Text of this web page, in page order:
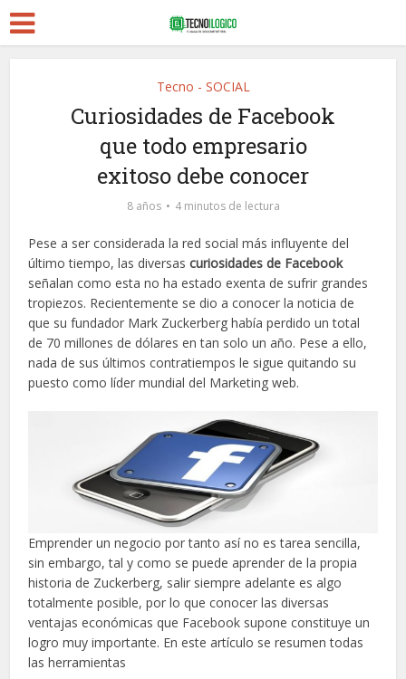
Tecno - SOCIAL
Curiosidades de Facebook
que todo empresario
exitoso debe conocer
8 años 4 minutos de lectura
Pese a ser considerada la red social más influyente del
último tiempo, las diversascuriosidades de Facebook
señalan como esta no ha estado exenta de sufrir grandes
tropiezos. Recientemente se dio a conocer la noticia de
que su fundador Mark Zuckerberg había perdido un total
de 70 millones de dólares en tan solo un año. Pese a ello,
nada de sus últimos contratiempos le sigue quitando su
puesto como líder mundial del Marketing web.
Emprender un negocio por tanto así no es tarea sencilla,
sin embargo, tal y como se puede aprender de la propia
historia de Zuckerberg, salir siempre adelante es algo
totalmente posible, por lo que conocer las diversas
ventajas económicas que Facebook supone constituye un
logro muy importante. En este artículo se resumen todas
las herramientas